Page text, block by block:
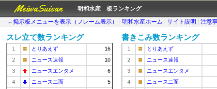
MeiwaSuisan
明和水産 板ランキング
←掲示板メニューを表示（フレーム表示）
明和水産ホーム サイト説明 注意
スレ立て数ランキング
1 とりあえず
16
2
ニュース速報
10
3
ニュースエンタメ
6
4
ニュース二面
5
書きこみ数ランキング
1
とりあえず
2
ニュース速報
3
ニュースエンタメ
4
ニュース二面